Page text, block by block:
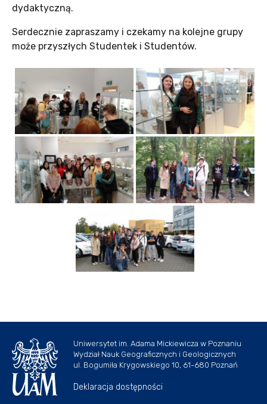
dydaktyczną.
Serdecznie zapraszamy i czekamy na kolejne grupy
może przyszłych Studentek i Studentów.
Uniwersytet im. Adama Mickiewicza w Poznaniu
Wydział Nauk Geograficznych i Geologicznych
ul. Bogumiła Krygowskiego 10, 61-680 Poznań
Deklaracja dostępności